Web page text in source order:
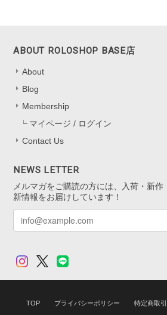
快適にお使いいただ
添えられますよう
軽にお立ち寄りくだ
2025/11/13
ABOUT ROLOSHOP BASE店
About
Blog
Membership
マイページ / ログイン
Contact Us
NEWS LETTER
メルマガをご購読の方には、入荷・新
新情報をお届けしています！
TOP プライバシーポリシー 特定商取